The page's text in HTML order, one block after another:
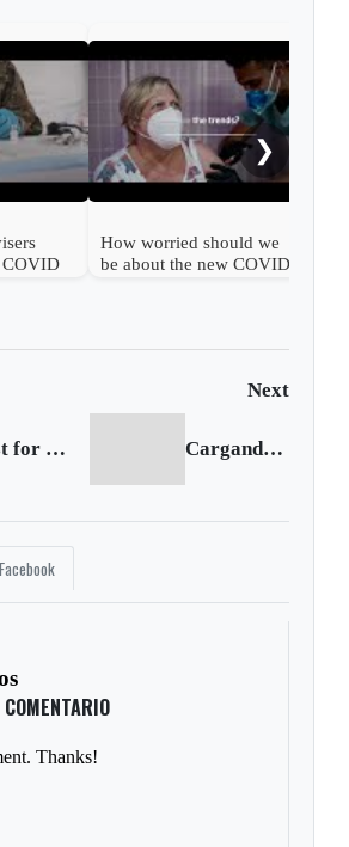
COVID
How worried should we
be about the new COVID
❯
Next
Lost for 70 years, Kandinsky artwork up for sale Cargando siguiente...
Facebook
Thanks!